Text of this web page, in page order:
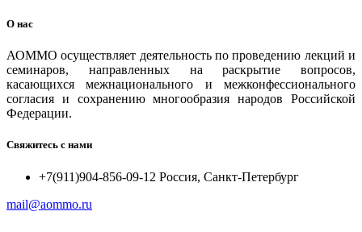
О нас
АОММО осуществляет деятельность по проведению лекций и
семинаров, направленных на раскрытие вопросов,
касающихся межнационального и межконфессионального
согласия и сохранению многообразия народов Российской
Федерации.
Свяжитесь с нами
+7(911)904-856-09-12 Россия, Санкт-Петербург
mail@aommo.ru